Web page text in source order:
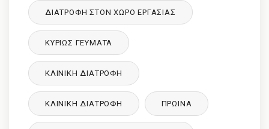
ΔΙΑΤΡΟΦΉ ΣΤΟΝ ΧΏΡΟ ΕΡΓΑΣΊΑΣ
ΚΥΡΙΩΣ ΓΕΥΜΑΤΑ
ΚΛΙΝΙΚΉ ΔΙΑΤΡΟΦΉ
ΚΛΙΝΙΚΉ ΔΙΑΤΡΟΦΉ ΠΡΩΙΝΑ